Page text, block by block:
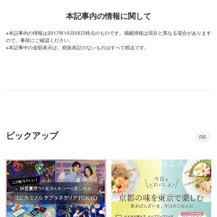
本記事内の情報に関して
※本記事内の情報は2017年10月05日時点のものです。掲載情報は現在と異なる場合があります
ので、事前にご確認ください。
※本記事中の金額表示は、税抜表記のないものはすべて税込です。
ピックアップ PR